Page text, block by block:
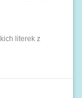
literek z